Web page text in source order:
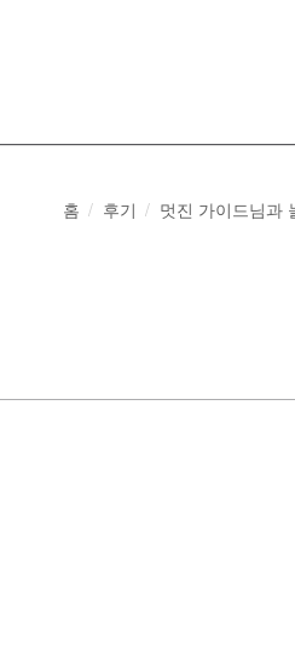
홈 후기 멋진 가이드님과